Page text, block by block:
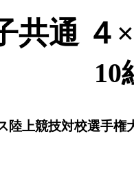
共通 ４
10
陸上競技対校選手権